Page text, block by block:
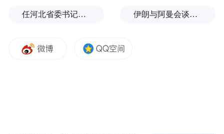
任河北省委书记后，罗文首次调研 伊朗与阿曼会谈最新细节曝光